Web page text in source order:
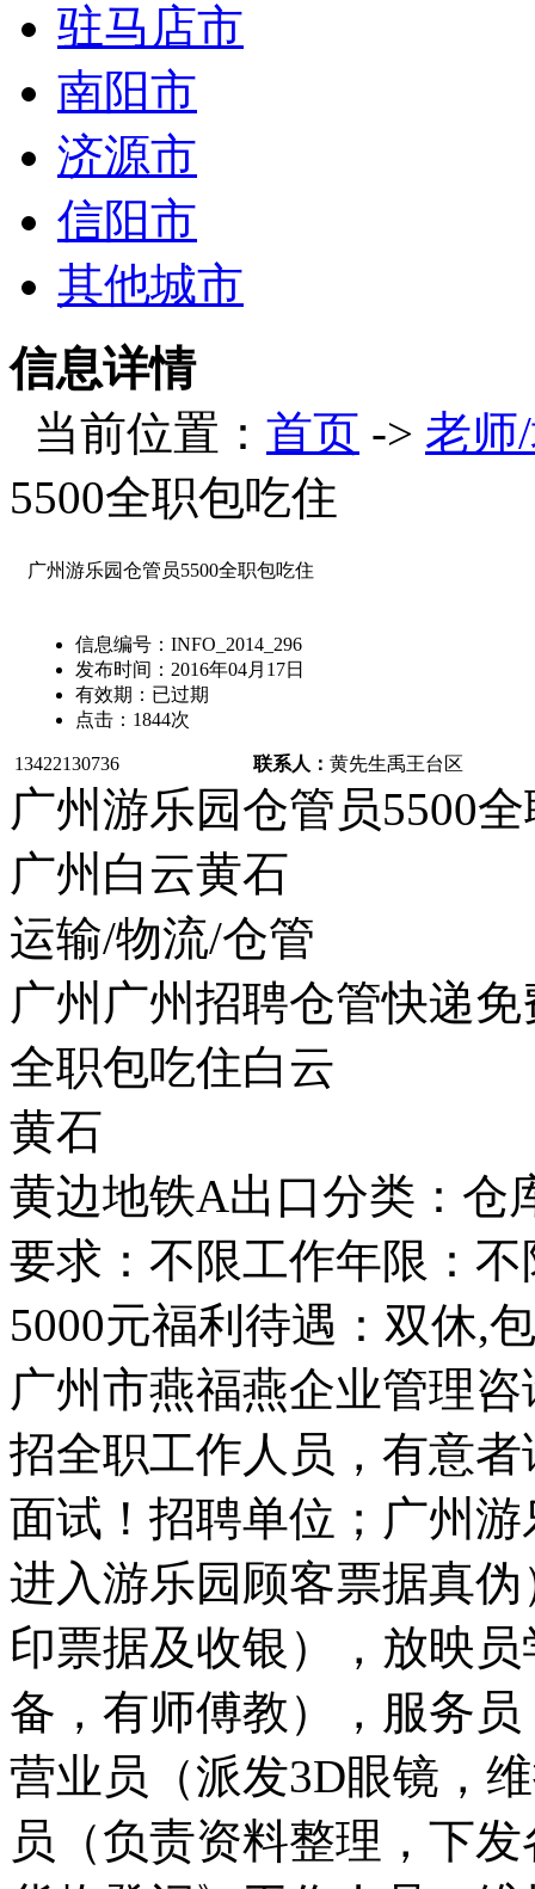
驻马店市
南阳市
济源市
信阳市
其他城市
信息详情
当前位置： 首页 -> 老师
5500全职包吃住
广州游乐园仓管员5500全职包吃住
信息编号： INFO_2014_296
发布时间： 2016年04月17日
有效期： 已过期
点击： 1844次
13422130736 联系人： 黄先生禹王台区
广州游乐园仓管员5500
广州白云黄石
运输/物流/仓管
广州广州招聘仓管快递
全职包吃住白云
黄石
黄边地铁A出口分类：仓
要求：不限工作年限：
5000元福利待遇：双休,
广州市燕福燕企业管理
招全职工作人员，有意
面试！招聘单位；广州
进入游乐园顾客票据真
印票据及收银），放映
备，有师傅教），服务
营业员（派发3D眼镜，
员（负责资料整理，下